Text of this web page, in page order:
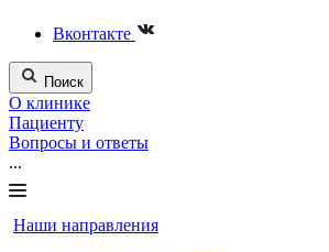
Вконтакте
Поиск
О клинике
Пациенту
Вопросы и ответы
...
Наши направления